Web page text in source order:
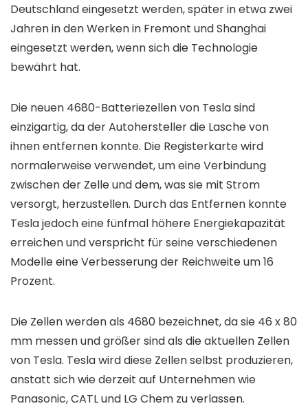
Deutschland eingesetzt werden, später in etwa zwei
Jahren in den Werken in Fremont und Shanghai
eingesetzt werden, wenn sich die Technologie
bewährt hat.
Die neuen 4680-Batteriezellen von Tesla sind
einzigartig, da der Autohersteller die Lasche von
ihnen entfernen konnte. Die Registerkarte wird
normalerweise verwendet, um eine Verbindung
zwischen der Zelle und dem, was sie mit Strom
versorgt, herzustellen. Durch das Entfernen konnte
Tesla jedoch eine fünfmal höhere Energiekapazität
erreichen und verspricht für seine verschiedenen
Modelle eine Verbesserung der Reichweite um 16
Prozent.
Die Zellen werden als 4680 bezeichnet, da sie 46 x 80
mm messen und größer sind als die aktuellen Zellen
von Tesla. Tesla wird diese Zellen selbst produzieren,
anstatt sich wie derzeit auf Unternehmen wie
Panasonic, CATL und LG Chem zu verlassen.